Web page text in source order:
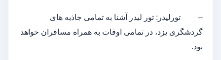
– تورلیدر: تور لیدر آشنا به تمامی جاذبه های
گردشگری یزد، در تمامی اوقات به همراه مسافران خواهد
بود.